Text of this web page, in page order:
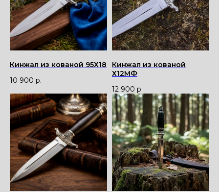
Кинжал из кованой 95Х18
10 900 р.
Кинжал из кованой
Х12МФ
12 900 р.